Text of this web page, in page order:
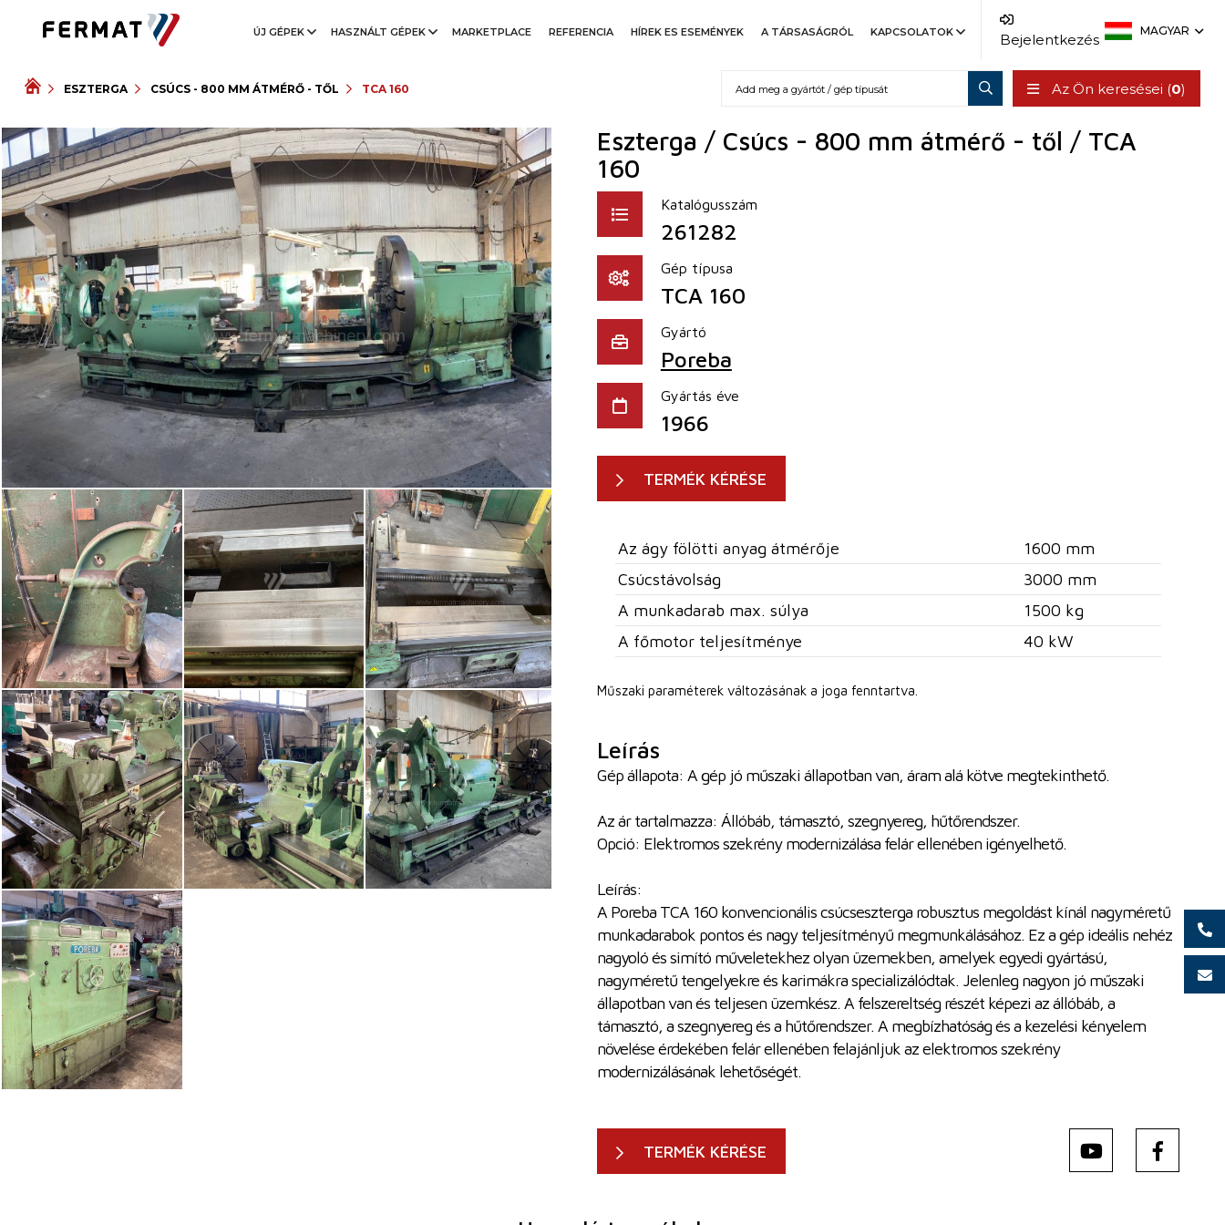
ÚJ GÉPEK HASZNÁLT GÉPEK MARKETPLACE REFERENCIA HÍREK ES ESEMÉNYEK A TÁRSASÁGRÓL KAPCSOLATOK Bejelentkezés
MAGYAR
ESZTERGA CSÚCS - 800 MM ÁTMÉRŐ - TŐL TCA 160 Az Ön keresései (0)
Eszterga / Csúcs - 800 mm átmérő - től / TCA
160
Katalógusszám
261282
Gép típusa
TCA 160
Gyártó
Poreba
Gyártás éve
1966
TERMÉK KÉRÉSE
Az ágy fölötti anyag átmérője
1600 mm
Csúcstávolság
3000 mm
A munkadarab max. súlya
1500 kg
A főmotor teljesítménye
40 kW
Műszaki paraméterek változásának a joga fenntartva.
Leírás
Gép állapota: A gép jó műszaki állapotban van, áram alá kötve megtekinthető.
Az ár tartalmazza: Állóbáb, támasztó, szegnyereg, hűtőrendszer.
Opció: Elektromos szekrény modernizálása felár ellenében igényelhető.
Leírás:
A Poreba TCA 160 konvencionális csúcseszterga robusztus megoldást kínál nagyméretű
munkadarabok pontos és nagy teljesítményű megmunkálásához. Ez a gép ideális nehéz
nagyoló és simító műveletekhez olyan üzemekben, amelyek egyedi gyártású,
nagyméretű tengelyekre és karimákra specializálódtak. Jelenleg nagyon jó műszaki
állapotban van és teljesen üzemkész. A felszereltség részét képezi az állóbáb, a
támasztó, a szegnyereg és a hűtőrendszer. A megbízhatóság és a kezelési kényelem
növelése érdekében felár ellenében felajánljuk az elektromos szekrény
modernizálásának lehetőségét.
TERMÉK KÉRÉSE